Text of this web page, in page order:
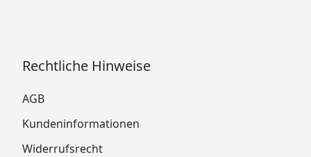
Rechtliche Hinweise
AGB
Kundeninformationen
Widerrufsrecht